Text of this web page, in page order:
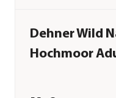
Dehner Wild
Hochmoor